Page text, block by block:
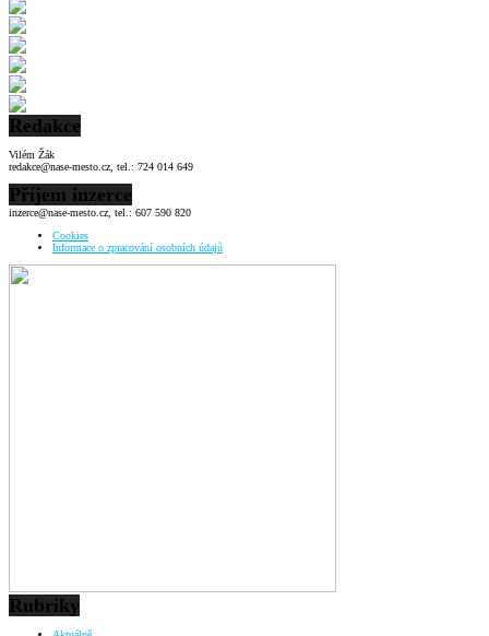
Redakce
Vilém Žák
redakce@nase-mesto.cz, tel.: 724 014 649
Příjem inzerce
inzerce@nase-mesto.cz, tel.: 607 590 820
Cookies
Informace o zpracování osobních údajů
Rubriky